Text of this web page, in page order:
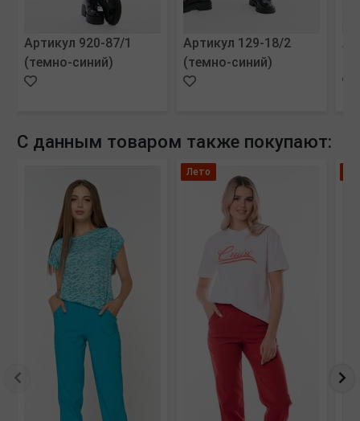
Артикул 920-87/1
(темно-синий)
Артикул 129-18/2
(темно-синий)
С данным товаром также покупают:
Лето